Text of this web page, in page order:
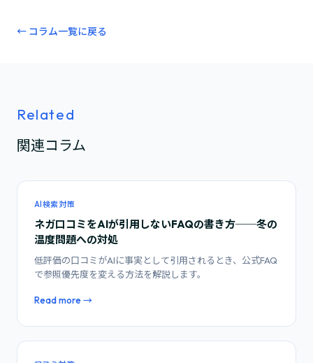
← コラム一覧に戻る
Related
関連コラム
AI検索対策
ネガ口コミをAIが引用しないFAQの書き方──冬の
温度問題への対処
低評価の口コミがAIに事実として引用されるとき、公式FAQ
で参照優先度を変える方法を解説します。
Read more →